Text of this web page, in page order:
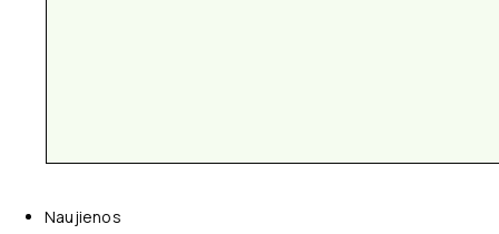
Naujienos